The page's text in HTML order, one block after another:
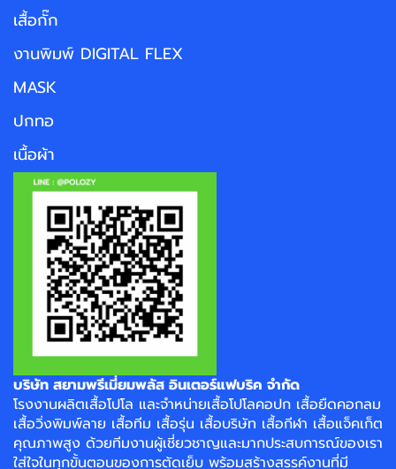
เสื้อกั๊ก
งานพิมพ์ DIGITAL FLEX
MASK
ปกทอ
เนื้อผ้า
บริษัท สยามพรีเมี่ยมพลัส อินเตอร์แฟบริค จำกัด
โรงงานผลิตเสื้อโปโล และจำหน่ายเสื้อโปโลคอปก เสื้อยืดคอกลม
เสื้อวิ่งพิมพ์ลาย เสื้อทีม เสื้อรุ่น เสื้อบริษัท เสื้อกีฬา เสื้อแจ็คเก็ต
คุณภาพสูง ด้วยทีมงานผู้เชี่ยวชาญและมากประสบการณ์ของเรา
ใส่ใจในทุกขั้นตอนของการตัดเย็บ พร้อมสร้างสรรค์งานที่มี